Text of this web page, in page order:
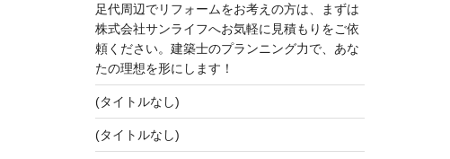
足代周辺でリフォームをお考えの方は、まずは
株式会社サンライフへお気軽に見積もりをご依
頼ください。建築士のプランニング力で、あな
たの理想を形にします！
(タイトルなし)
(タイトルなし)